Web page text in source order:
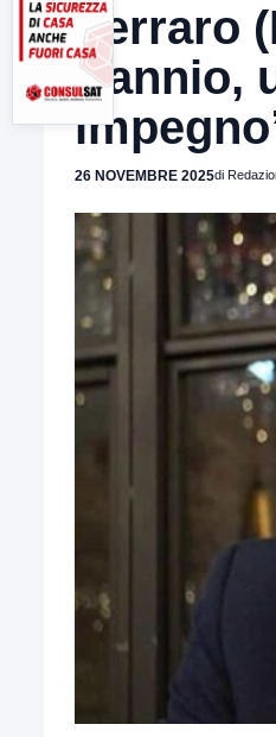
Ferraro
Sannio,
26 NOVEMBRE 2025di